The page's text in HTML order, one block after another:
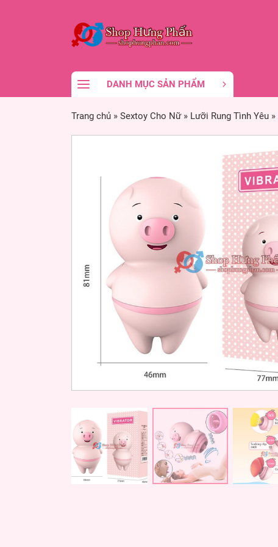
DANH MỤC SẢN PHẨM
Trang chủ » Sextoy Cho Nữ» Lưỡi Rung Tình Yêu »